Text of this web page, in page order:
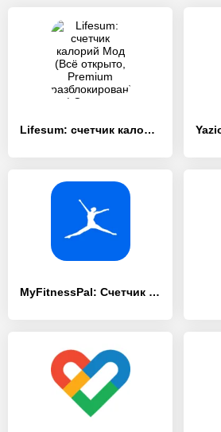
Lifesum: счетчик калорий
MyFitnessPal: Счетчик калорий